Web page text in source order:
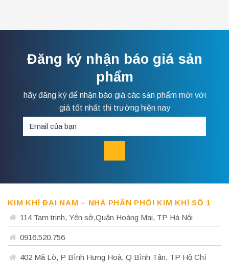
Đăng ký nhận báo giá sản
phẩm
hãy đăng ký để nhận báo giá các sản phẩm mới với
giá tốt nhất thi trường hiện nay
KIM KHÍ ĐẠI NAM – NHÀ PHÂN PHỐI KIM KHÍ SỐ 1
114 Tam trinh, Yên sở,Quận Hoàng Mai, TP Hà Nội
0916.520.756
402 Mã Lò, P Bình Hưng Hoà, Q Bình Tân, TP Hồ Chí